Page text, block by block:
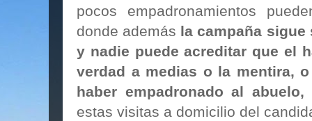
pocos empadronamientos
donde además la campaña sigue
y nadie puede acreditar que el
verdad a medias o la mentira,
haber empadronado al abuelo,
estas visitas a domicilio del